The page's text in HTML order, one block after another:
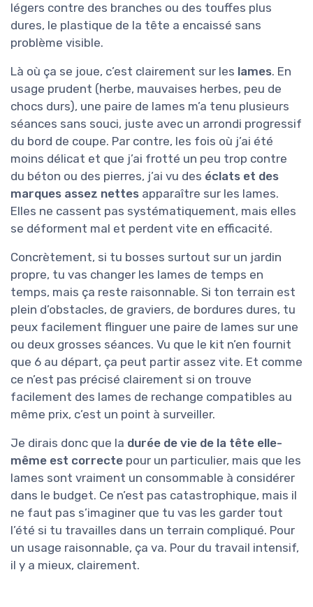
légers contre des branches ou des touffes plus
dures, le plastique de la tête a encaissé sans
problème visible.
Là où ça se joue, c’est clairement sur les lames. En
usage prudent (herbe, mauvaises herbes, peu de
chocs durs), une paire de lames m’a tenu plusieurs
séances sans souci, juste avec un arrondi progressif
du bord de coupe. Par contre, les fois où j’ai été
moins délicat et que j’ai frotté un peu trop contre
du béton ou des pierres, j’ai vu des éclats et des
marques assez nettes apparaître sur les lames.
Elles ne cassent pas systématiquement, mais elles
se déforment mal et perdent vite en efficacité.
Concrètement, si tu bosses surtout sur un jardin
propre, tu vas changer les lames de temps en
temps, mais ça reste raisonnable. Si ton terrain est
plein d’obstacles, de graviers, de bordures dures, tu
peux facilement flinguer une paire de lames sur une
ou deux grosses séances. Vu que le kit n’en fournit
que 6 au départ, ça peut partir assez vite. Et comme
ce n’est pas précisé clairement si on trouve
facilement des lames de rechange compatibles au
même prix, c’est un point à surveiller.
Je dirais donc que la durée de vie de la tête elle-
même est correcte pour un particulier, mais que les
lames sont vraiment un consommable à considérer
dans le budget. Ce n’est pas catastrophique, mais il
ne faut pas s’imaginer que tu vas les garder tout
l’été si tu travailles dans un terrain compliqué. Pour
un usage raisonnable, ça va. Pour du travail intensif,
il y a mieux, clairement.